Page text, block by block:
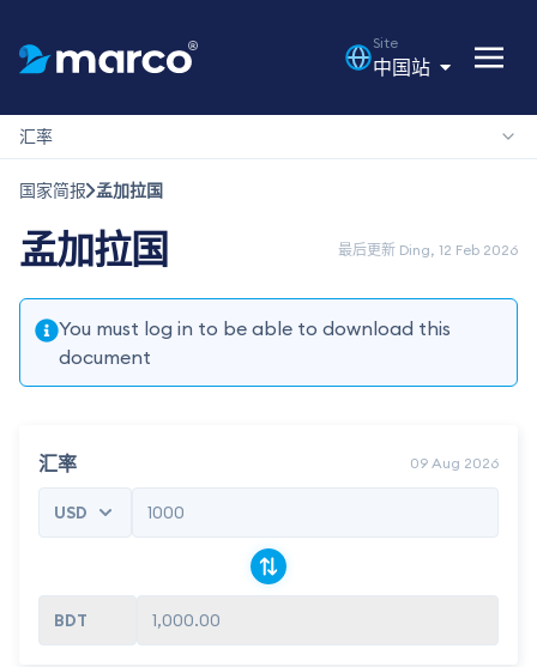
Site
中国站
汇率
国家简报 孟加拉国
孟加拉国 最后更新 Ding, 12 Feb 2026
You must log in to be able to download this
document
汇率 09 Aug 2026
1,000.00